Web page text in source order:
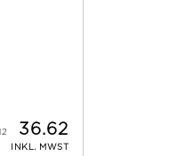
36.62
INKL. MWST